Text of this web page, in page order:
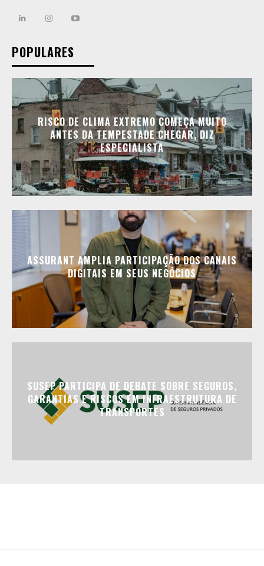
POPULARES
RISCO DE CLIMA EXTREMO COMEÇA MUITO
ANTES DA TEMPESTADE CHEGAR, DIZ
ESPECIALISTA
ASSURANT AMPLIA PARTICIPAÇÃO DOS CANAIS
DIGITAIS EM SEUS NEGÓCIOS
SUSEP PARTICIPA DE DEBATE SOBRE SEGUROS,
GARANTIAS E RISCOS EM INFRAESTRUTURA DE
TRANSPORTES